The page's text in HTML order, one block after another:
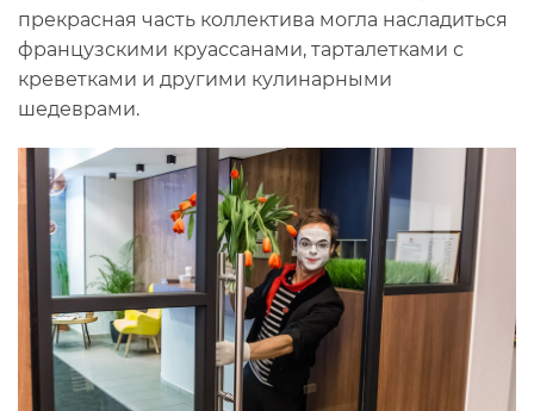
прекрасная часть коллектива могла насладиться
французскими круассанами, тарталетками с
креветками и другими кулинарными
шедеврами.